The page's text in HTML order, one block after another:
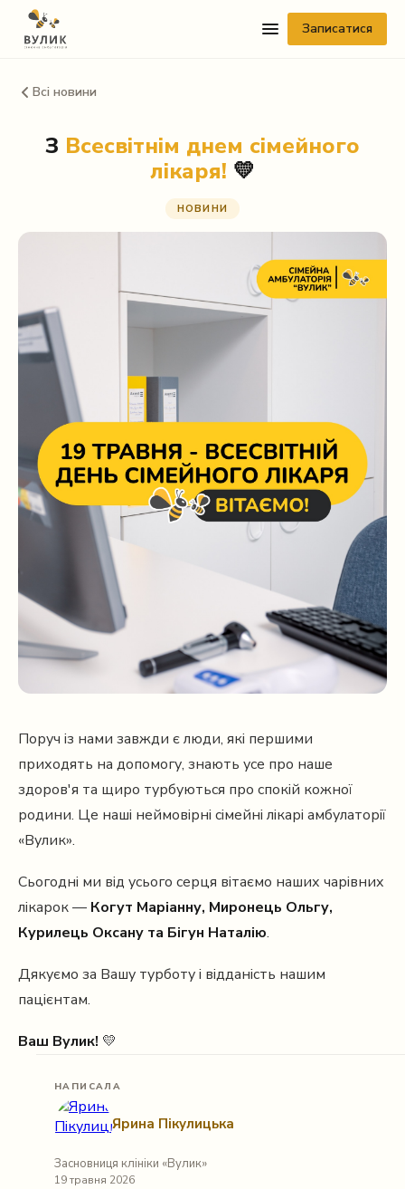
Записатися
Всі новини
З Всесвітнім днем сімейного
лікаря! 💛
НОВИНИ
Поруч із нами завжди є люди, які першими
приходять на допомогу, знають усе про наше
здоров'я та щиро турбуються про спокій кожної
родини. Це наші неймовірні сімейні лікарі амбулаторії
«Вулик».
Сьогодні ми від усього серця вітаємо наших чарівних
лікарок — Когут Маріанну, Миронець Ольгу,
Курилець Оксану та Бігун Наталію.
Дякуємо за Вашу турботу і відданість нашим
пацієнтам.
Ваш Вулик! 💛
НАПИСАЛА
Ярина Пікулицька
Засновниця клініки «Вулик»
19 травня 2026
Instagram